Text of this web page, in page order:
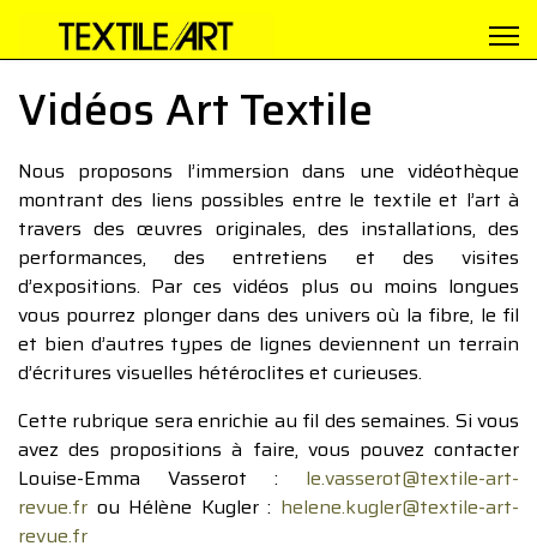
Vidéos Art Textile
Nous proposons l’immersion dans une vidéothèque
montrant des liens possibles entre le textile et l’art à
travers des œuvres originales, des installations, des
performances, des entretiens et des visites
d’expositions. Par ces vidéos plus ou moins longues
vous pourrez plonger dans des univers où la fibre, le fil
et bien d’autres types de lignes deviennent un terrain
d’écritures visuelles hétéroclites et curieuses.
Cette rubrique sera enrichie au fil des semaines. Si vous
avez des propositions à faire, vous pouvez contacter
Louise-Emma Vasserot : le.vasserot@textile-art-
revue.fr ou Hélène Kugler : helene.kugler@textile-art-
revue.fr